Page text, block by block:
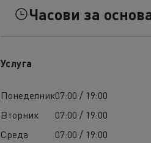
Часови за
Услуга
Понеделник07:00 / 19:00
Вторник
07:00 / 19:00
Среда
07:00 / 19:00